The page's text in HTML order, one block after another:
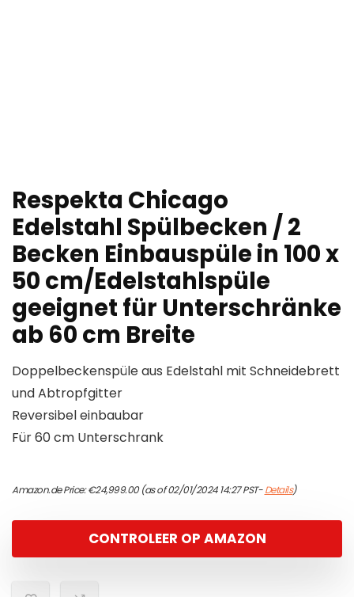
Respekta Chicago
Edelstahl Spülbecken / 2
Becken Einbauspüle in 100 x
50 cm/Edelstahlspüle
geeignet für Unterschränke
ab 60 cm Breite
Doppelbeckenspüle aus Edelstahl mit Schneidebrett
und Abtropfgitter
Reversibel einbaubar
Für 60 cm Unterschrank
Amazon.de Price:€24,999.00(as of 02/01/2024 14:27 PST-Details)
CONTROLEER OP AMAZON